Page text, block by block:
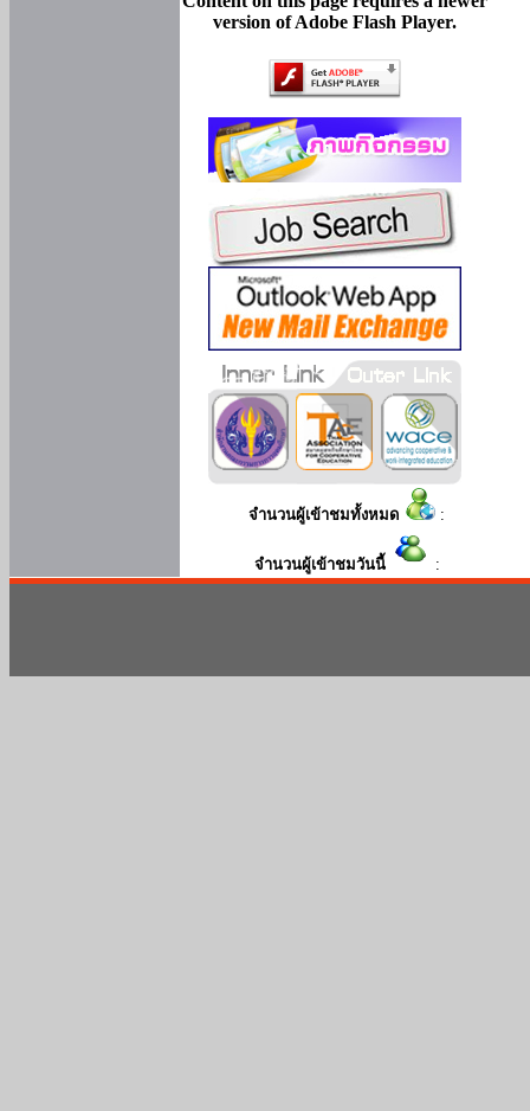
version of Adobe Flash Player.
จำนวนผู้เข้าชมทั้งหมด :
จำนวนผู้เข้าชมวันนี้ :